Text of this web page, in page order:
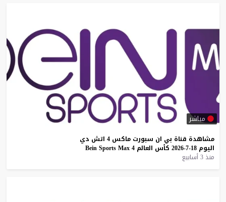
مباشر
مشاهدة قناة بي ان سبورت ماكس 4 اتش دي
اليوم 18-7-2026 كأس العالم Bein Sports Max 4
منذ 3 أسابيع